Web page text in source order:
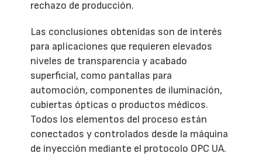
rechazo de producción.
Las conclusiones obtenidas son de interés
para aplicaciones que requieren elevados
niveles de transparencia y acabado
superficial, como pantallas para
automoción, componentes de iluminación,
cubiertas ópticas o productos médicos.
Todos los elementos del proceso están
conectados y controlados desde la máquina
de inyección mediante el protocolo OPC UA.